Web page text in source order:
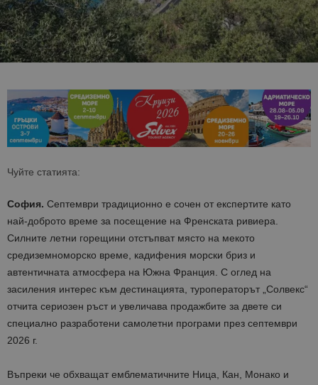
Чуйте статията:
София. Септември традиционно е сочен от експертите като
най-доброто време за посещение на Френската ривиера.
Силните летни горещини отстъпват място на мекото
средиземноморско време, кадифения морски бриз и
автентичната атмосфера на Южна Франция. С оглед на
засиления интерес към дестинацията, туроператорът „Солвекс“
отчита сериозен ръст и увеличава продажбите за двете си
специално разработени самолетни програми през септември
2026 г.
Въпреки че обхващат емблематичните Ница, Кан, Монако и